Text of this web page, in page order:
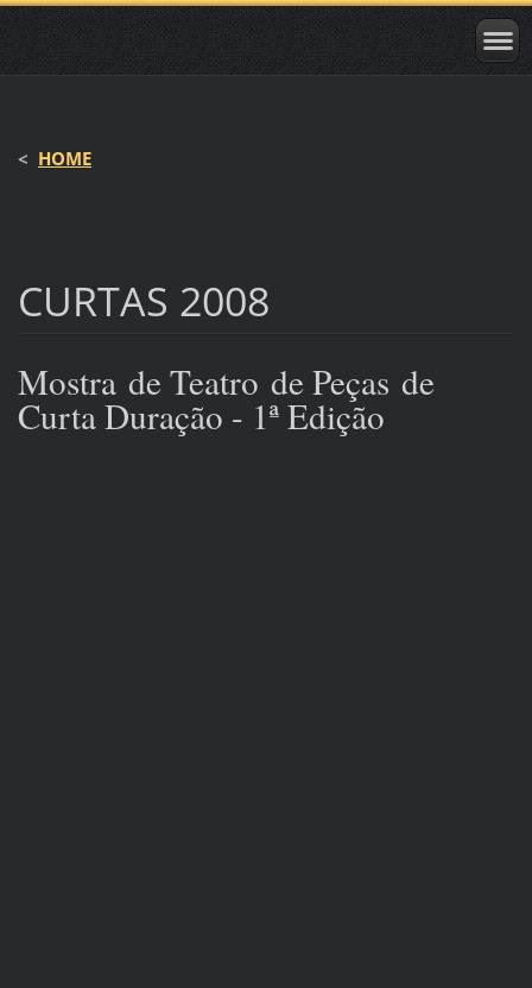
< HOME
CURTAS 2008
Mostra de Teatro de Peças de
Curta Duração - 1ª Edição